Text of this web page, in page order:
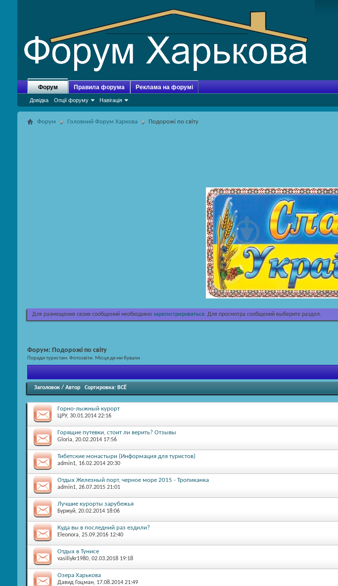
Форум
Довідка Опції форуму Навігація
Правила форума Реклама на форумі
Форум Головний Форум Харкова Подорожі по світу
Для размещения своих сообщений необходимо зарегистрироваться. Для просмотра сообщений выберите раздел.
Форум: Подорожі по світу
Поради туристам. Фотозвіти. Місця де ми бували
Заголовок / Автор Сортировка: ВСЁ
Горно-лыжный курорт
ЦРУ, 30.01.2014 22:16
Горящие путевки, стоит ли верить? Отзывы
Gloria, 20.02.2014 17:56
Тибетские монастыри (Информация для туристов)
admin1, 16.02.2014 20:30
Отдых Железный порт, черное море 2015 - Тропиканка
admin1, 26.07.2015 21:01
Лучшие курорты зарубежья
Буржуй, 20.02.2014 18:06
Куда вы в последний раз ездили?
Eleonora, 25.09.2016 12:40
Отдых в Тунисе
vasiliykr1980, 02.03.2018 19:18
Озера Харькова
Давид Гоцман, 17.08.2014 21:49